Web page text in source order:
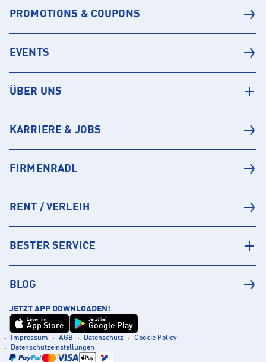
PROMOTIONS & COUPONS
EVENTS
ÜBER UNS
KARRIERE & JOBS
FIRMENRADL
RENT / VERLEIH
BESTER SERVICE
BLOG
JETZT APP DOWNLOADEN!
Laden im
App Store
Jetzt bei
Google Play
Impressum AGB Datenschutz
Cookie Policy
Datenschutzeinstellungen